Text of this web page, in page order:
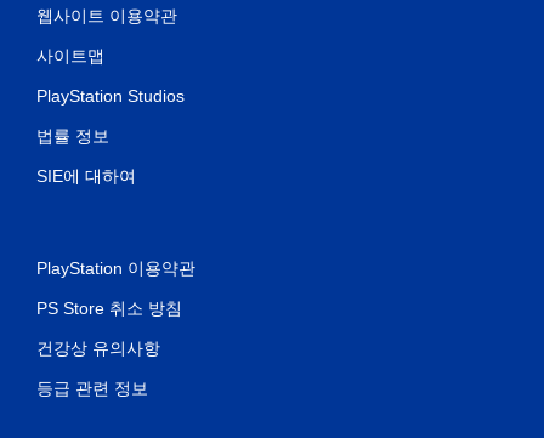
웹사이트 이용약관
사이트맵
PlayStation Studios
법률 정보
SIE에 대하여
PlayStation 이용약관
PS Store 취소 방침
건강상 유의사항
등급 관련 정보